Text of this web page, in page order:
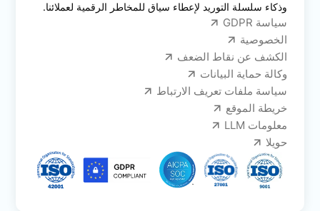
وذكاء سلسلة التوريد لإعطاء سياق للمخاطر الرقمية لعملائنا.
سياسة GDPR
الخصوصية
الكشف عن نقاط الضعف
وكالة حماية البيانات
سياسة ملفات تعريف الارتباط
خريطة الموقع
معلومات LLM
حويلا